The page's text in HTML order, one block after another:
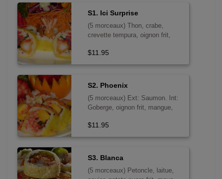
S1. Ici Surprise
(5 morceaux) Thon, crabe,
crevette tempura, oignon frit,
$11.95
S2. Phoenix
(5 morceaux) Ext: Saumon. Int:
Goberge, oignon frit, mangue,
$11.95
S3. Blanca
(5 morceaux) Petoncle, laitue,